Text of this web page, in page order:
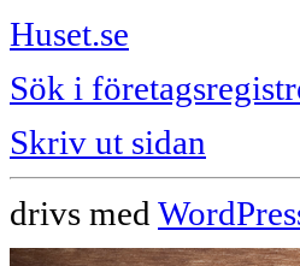
Huset.se
Sök i
Skriv ut sidan
drivs med